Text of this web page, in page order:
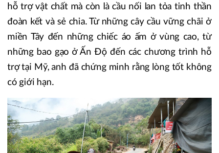
hỗ trợ vật chất mà còn là cầu nối lan tỏa tinh thần
đoàn kết và sẻ chia. Từ những cây cầu vững chãi ở
miền Tây đến những chiếc áo ấm ở vùng cao, từ
những bao gạo ở Ấn Độ đến các chương trình hỗ
trợ tại Mỹ, anh đã chứng minh rằng lòng tốt không
có giới hạn.